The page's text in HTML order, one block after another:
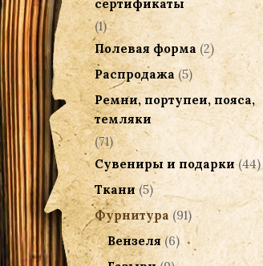
Эмблема корона (бронза)
400.00 Р
сертификаты
(1)
Полевая форма (2)
Распродажа (5)
Ремни, портупеи, пояса,
темляки
(71)
Сувениры и подарки (44)
Ткани (5)
Фурнитура (91)
Вензеля (6)